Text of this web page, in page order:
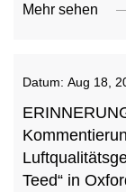
Mehr sehen
Datum: Aug 18,
Teed“ in